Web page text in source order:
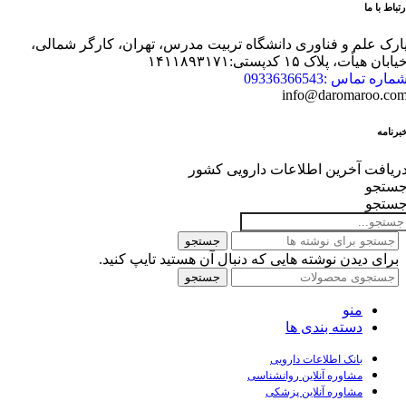
با ما
علم و فناوری دانشگاه تربیت مدرس، تهران، کارگر شمالی،
هیأت، پلاک ۱۵ کدپستی:۱۴۱۱۸۹۳۱۷۱
تماس :09336366543
آخرین اطلاعات دارویی کشور
جستجو
برای دیدن نوشته هایی که دنبال آن هستید تایپ کنید.
جستجو
منو
دسته بندی ها
بانک اطلاعات دارویی
مشاوره آنلاین روانشناسی
مشاوره آنلاین پزشکی